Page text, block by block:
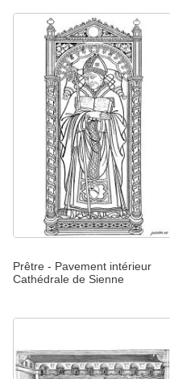
Prêtre - Pavement intérieur
Cathédrale de Sienne